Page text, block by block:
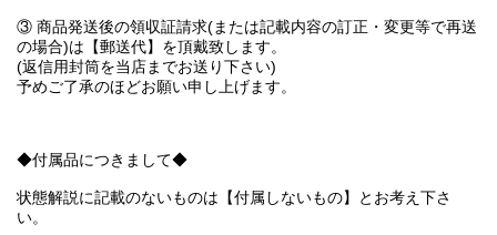
③ 商品発送後の領収証請求(または記載内容の訂正・変更等で再送
の場合)は【郵送代】を頂戴致します。
(返信用封筒を当店までお送り下さい)
予めご了承のほどお願い申し上げます。
◆付属品につきまして◆
状態解説に記載のないものは【付属しないもの】とお考え下さ
い。